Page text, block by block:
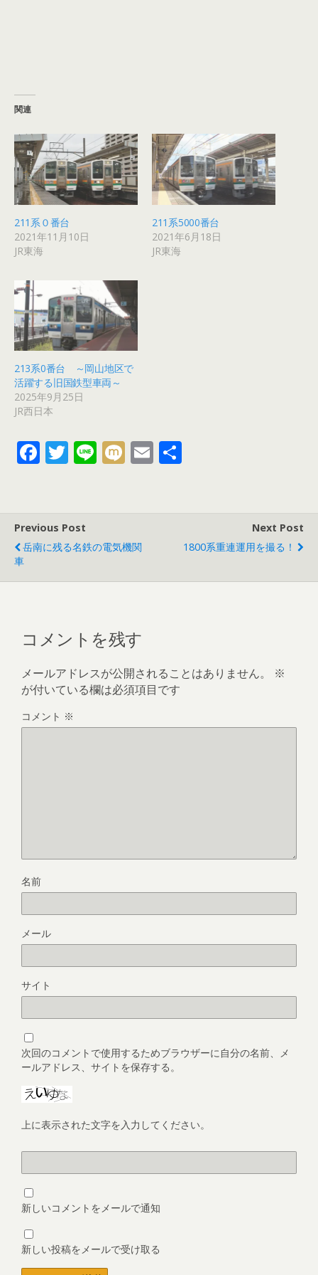
関連
211系０番台
2021年11月10日
JR東海
211系5000番台
2021年6月18日
JR東海
213系0番台 ～岡山地区で
活躍する旧国鉄型車両～
2025年9月25日
JR西日本
F
b
o
k
T
er
Li M E
Previous Post
岳南に残る名鉄の電気機関
車
Next Post
1800系重連運用を撮る！
コメントを残す
メールアドレスが公開されることはありません。
※
が付いている欄は必須項目です
コメント ※
名前
メール
サイト
次回のコメントで使用するためブラウザーに自分の名前、メ
ールアドレス、サイトを保存する。
上に表示された文字を入力してください。
新しいコメントをメールで通知
新しい投稿をメールで受け取る